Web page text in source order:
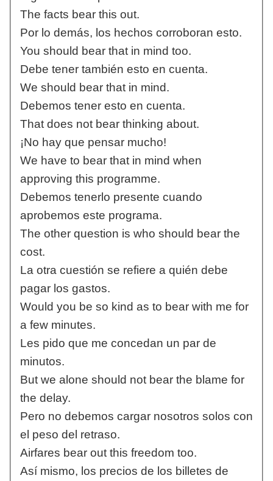
The facts bear this out.
Por lo demás, los hechos corroboran esto.
You should bear that in mind too.
Debe tener también esto en cuenta.
We should bear that in mind.
Debemos tener esto en cuenta.
That does not bear thinking about.
¡No hay que pensar mucho!
We have to bear that in mind when
approving this programme.
Debemos tenerlo presente cuando
aprobemos este programa.
The other question is who should bear the
cost.
La otra cuestión se refiere a quién debe
pagar los gastos.
Would you be so kind as to bear with me for
a few minutes.
Les pido que me concedan un par de
minutos.
But we alone should not bear the blame for
the delay.
Pero no debemos cargar nosotros solos con
el peso del retraso.
Airfares bear out this freedom too.
Así mismo, los precios de los billetes de